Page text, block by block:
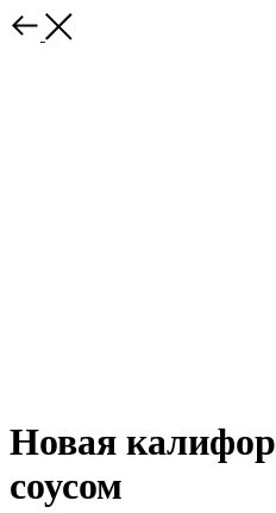
Новая
соусом